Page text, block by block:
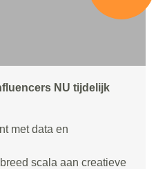
NU tijdelijk
met data en
scala aan creatieve